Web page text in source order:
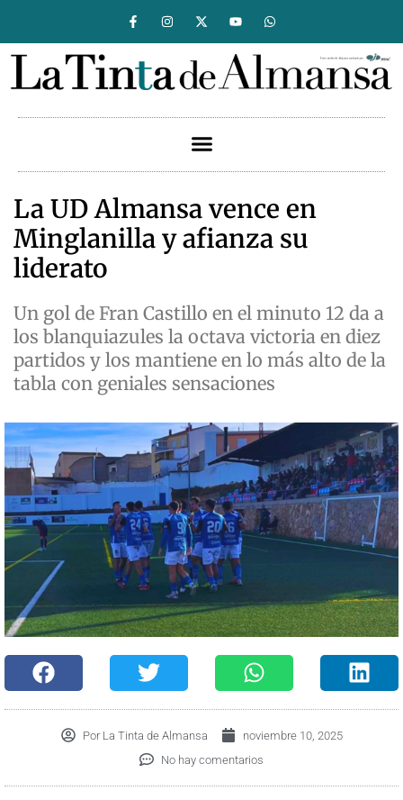
La UD Almansa vence en
Minglanilla y afianza su
liderato
Un gol de Fran Castillo en el minuto 12 da a
los blanquiazules la octava victoria en diez
partidos y los mantiene en lo más alto de la
tabla con geniales sensaciones
PorLa Tinta de Almansa
noviembre 10, 2025
No hay comentarios